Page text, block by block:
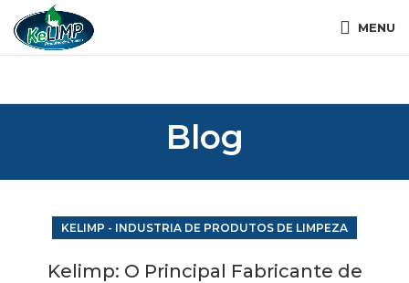
MENU
Blog
KELIMP - INDUSTRIA DE PRODUTOS DE LIMPEZA
Kelimp: O Principal Fabricante de